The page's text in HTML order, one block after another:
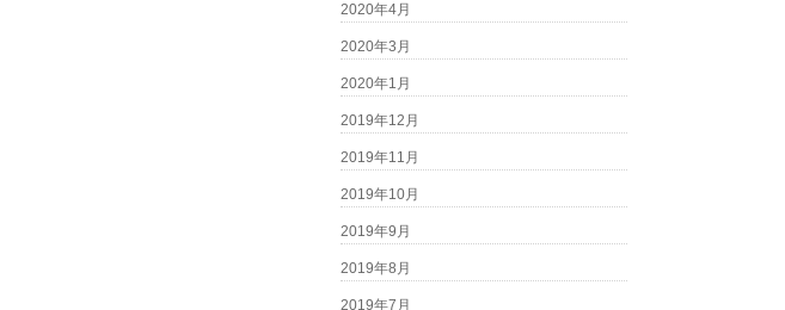
2020年4月
2020年3月
2020年1月
2019年12月
2019年11月
2019年10月
2019年9月
2019年8月
2019年7月